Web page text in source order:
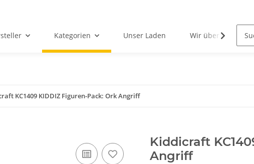
Kategorien Unser Laden Wir über uns
KC1409 KIDDIZ Figuren-Pack: Ork Angriff
Kiddicraft
Angriff